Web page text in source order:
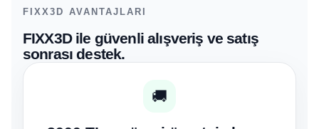
FIXX3D AVANTAJLARI
FIXX3D ile güvenli alışveriş ve satış
sonrası destek.
🚚